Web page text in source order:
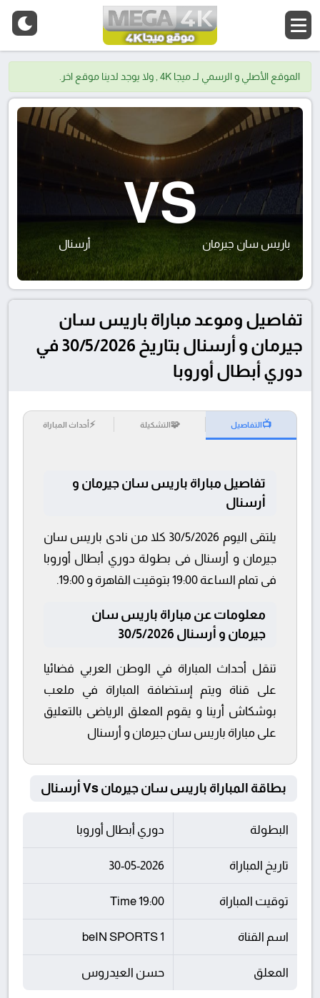
الموقع الأصلي و الرسمي لــ ميجا 4K , ولا يوجد لدينا موقع اخر.
باريس سان جيرمان
VS
أرسنال
تفاصيل وموعد مباراة باريس سان
جيرمان و أرسنال بتاريخ 30/5/2026 في
دوري أبطال أوروبا
📺التفاصيل 🧩التشكيلة ⚡أحداث المباراة
تفاصيل مباراة باريس سان جيرمان و
أرسنال
يلتقى اليوم 30/5/2026 كلا من نادى باريس سان
جيرمان و أرسنال فى بطولة دوري أبطال أوروبا
فى تمام الساعة 19:00 بتوقيت القاهرة و 19:00.
معلومات عن مباراة باريس سان
جيرمان و أرسنال 30/5/2026
تنقل أحداث المباراة في الوطن العربي فضائيا
على قناة ويتم إستضافة المباراة في ملعب
بوشكاش أرينا و يقوم المعلق الرياضى بالتعليق
على مباراة باريس سان جيرمان و أرسنال
بطاقة المباراة باريس سان جيرمان Vs أرسنال
البطولة دوري أبطال أوروبا
تاريخ المباراة 30-05-2026
توقيت المباراة 19:00 Time
اسم القناة beIN SPORTS 1
المعلق حسن العيدروس